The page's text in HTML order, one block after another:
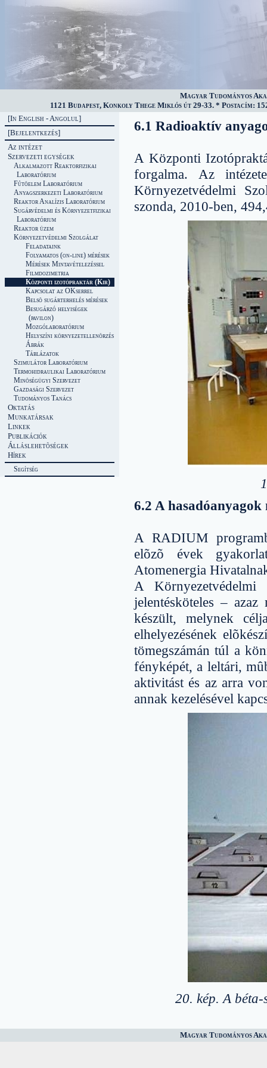
Magyar Tudományos
1121 Budapest, Konkoly Thege Miklós út 29-33. * Postacím:
[In English - Angolul]
[Bejelentkezés]
Az intézet
Szervezeti egységek
Alkalmazott Reaktorfizikai
Laboratórium
Fûtõelem Laboratórium
Anyagszerkezeti Laboratórium
Reaktor Analízis Laboratórium
Sugárvédelmi és Környezetfizikai
Laboratórium
Reaktor üzem
Környezetvédelmi Szolgálat
Feladataink
Folyamatos (on-line) mérések
Mérések Mintavételezéssel
Filmdozimetria
Központi izotópraktár (Kir)
Kapcsolat az OKserrel
Belsõ sugárterhelés mérések
Besugárzó helyiségek
(pavilon)
Mozgólaboratórium
Helyszíni környezetellenõrzés
Ábrák
Táblázatok
Szimulátor Laboratórium
Termohidraulikai Laboratórium
Minõségügyi Szervezet
Gazdasági Szervezet
Tudományos Tanács
Oktatás
Munkatársak
Linkek
Publikációk
Álláslehetõségek
Hírek
Segítség
6.1 Radioaktív
A Központi
forgalma. Az
Környezetvédelmi
szonda, 2010-ben,
6.2 A
A RADIUM
elõzõ évek
Atomenergia
A
jelentésköteles –
készült, melynek
elhelyezésének
tömegszámán túl a
fényképét, a leltári,
aktivitást és az arra
annak kezelésével
20. kép. A
Magyar Tudományos